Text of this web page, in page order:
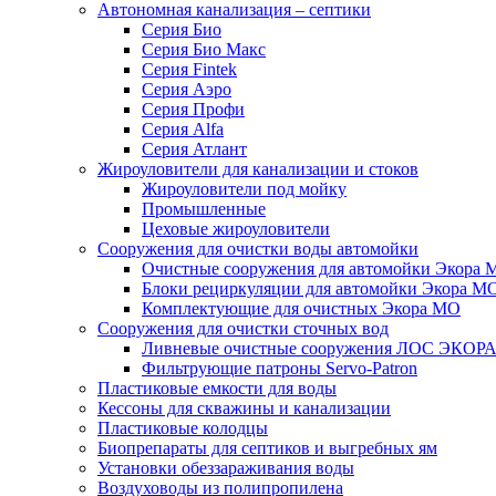
Автономная канализация – септики
Серия Био
Серия Био Макс
Серия Fintek
Серия Аэро
Серия Профи
Серия Alfa
Серия Атлант
Жироуловители для канализации и стоков
Жироуловители под мойку
Промышленные
Цеховые жироуловители
Сооружения для очистки воды автомойки
Очистные сооружения для автомойки Экора
Блоки рециркуляции для автомойки Экора
Комплектующие для очистных Экора МО
Сооружения для очистки сточных вод
Ливневые очистные сооружения ЛОС ЭКОРА
Фильтрующие патроны Servo-Patron
Пластиковые емкости для воды
Кессоны для скважины и канализации
Пластиковые колодцы
Биопрепараты для септиков и выгребных ям
Установки обеззараживания воды
Воздуховоды из полипропилена